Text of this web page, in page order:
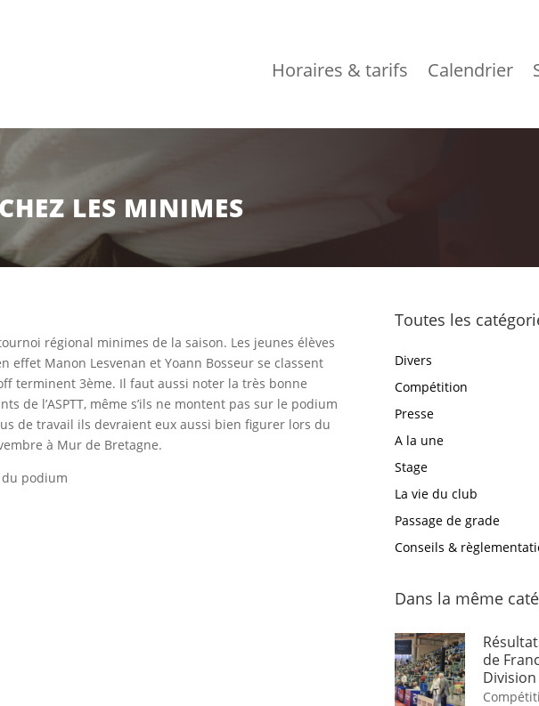
Horaires & tarifs Calendrier
LES MINIMES
régional minimes de la saison. Les jeunes élèves
effet Manon Lesvenan et Yoann Bosseur se classent
terminent 3ème. Il faut aussi noter la très bonne
de l’ASPTT, même s’ils ne montent pas sur le podium
de travail ils devraient eux aussi bien figurer lors du
à Mur de Bretagne.
du podium
Toutes les
Divers
Compétition
Presse
A la une
Stage
La vie du club
Passage de grade
Conseils &
Dans la même
de
Division